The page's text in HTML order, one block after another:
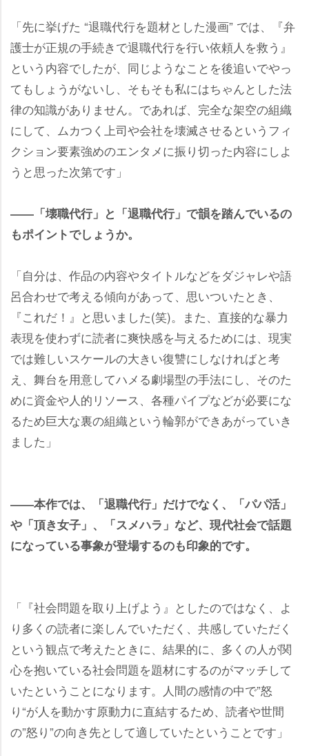
「先に挙げた “退職代行を題材とした漫画” では、『弁
護士が正規の手続きで退職代行を行い依頼人を救う』
という内容でしたが、同じようなことを後追いでやっ
てもしょうがないし、そもそも私にはちゃんとした法
律の知識がありません。であれば、完全な架空の組織
にして、ムカつく上司や会社を壊滅させるというフィ
クション要素強めのエンタメに振り切った内容にしよ
うと思った次第です」
――「壊職代行」と「退職代行」で韻を踏んでいるの
もポイントでしょうか。
「自分は、作品の内容やタイトルなどをダジャレや語
呂合わせで考える傾向があって、思いついたとき、
『これだ！』と思いました(笑)。また、直接的な暴力
表現を使わずに読者に爽快感を与えるためには、現実
では難しいスケールの大きい復讐にしなければと考
え、舞台を用意してハメる劇場型の手法にし、そのた
めに資金や人的リソース、各種パイプなどが必要にな
るため巨大な裏の組織という輪郭ができあがっていき
ました」
――本作では、「退職代行」だけでなく、「パパ活」
「頂き女子」、「スメハラ」など、現代社会で話題
になっている事象が登場するのも印象的です。
「『社会問題を取り上げよう』としたのではなく、よ
り多くの読者に楽しんでいただく、共感していただく
という観点で考えたときに、結果的に、多くの人が関
心を抱いている社会問題を題材にするのがマッチして
いたということになります。人間の感情の中で”怒
り“が人を動かす原動力に直結するため、読者や世間
の”怒り”の向き先として適していたということです」